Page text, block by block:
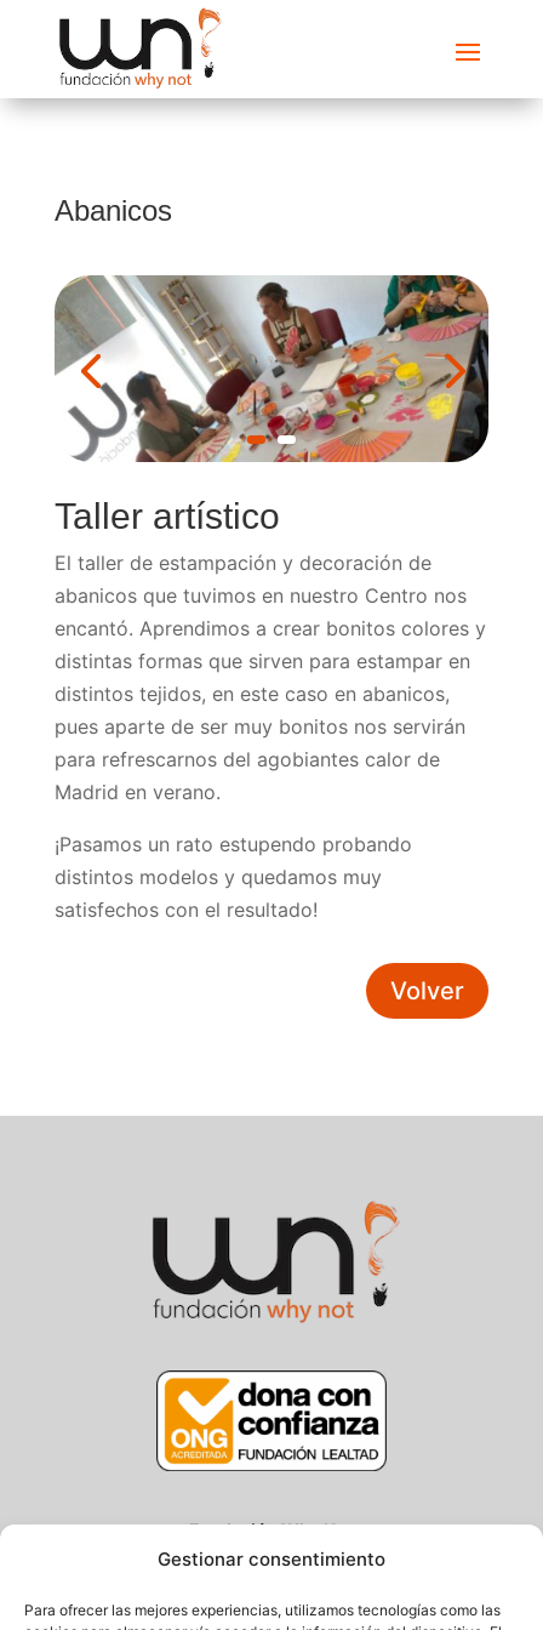
Gestionar consentimiento
Para ofrecer las mejores experiencias, utilizamos tecnologías como las
Abanicos
Taller artístico
El taller de estampación y decoración de
abanicos que tuvimos en nuestro Centro nos
encantó. Aprendimos a crear bonitos colores y
distintas formas que sirven para estampar en
distintos tejidos, en este caso en abanicos,
pues aparte de ser muy bonitos nos servirán
para refrescarnos del agobiantes calor de
Madrid en verano.
¡Pasamos un rato estupendo probando
distintos modelos y quedamos muy
satisfechos con el resultado!
Volver
Fundación Why Not
Centro/Txoko: Particular de Ategorrieta 3, Gros